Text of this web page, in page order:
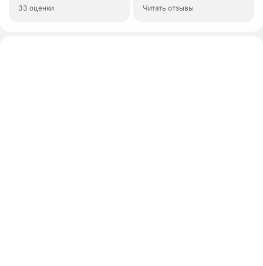
33 оценки Читать отзывы